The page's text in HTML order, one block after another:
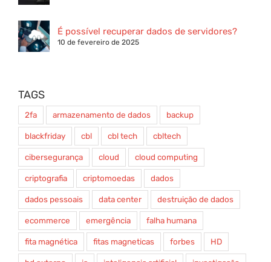
É possível recuperar dados de servidores?
10 de fevereiro de 2025
TAGS
2fa armazenamento de dados backup
blackfriday cbl cbl tech cbltech
cibersegurança cloud cloud computing
criptografia criptomoedas dados
dados pessoais data center destruição de dados
ecommerce emergência falha humana
fita magnética fitas magneticas forbes HD